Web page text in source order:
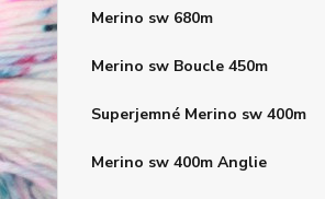
Merino sw 680m
Merino sw Boucle 450m
Superjemné Merino sw 400m
Merino sw 400m Anglie